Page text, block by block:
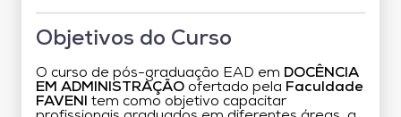
Objetivos do Curso
O curso de pós-graduação EAD em DOCÊNCIA
EM ADMINISTRAÇÃO ofertado pela Faculdade
FAVENI
tem como objetivo capacitar